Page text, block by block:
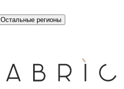
Остальные регионы